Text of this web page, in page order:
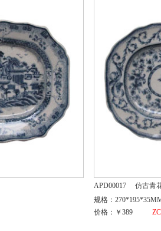
APD00017
仿古青
规格：
价格：￥389
ZC